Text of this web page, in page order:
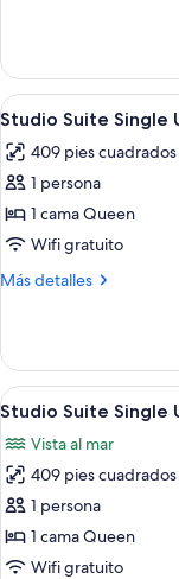
Terraza
(Jacuzzi)
Abrir
todas
las
fotos
de
Studio
Suite
4
Studio Suite Single
409 pies cuadrados
1 persona
1 cama Queen
Wifi gratuito
Más detalles
Más
Suite
Single
Use
Abrir
todas
las
fotos
de
Studio
Suite
6
Studio Suite Single
Vista al mar
409 pies cuadrados
1 persona
1 cama Queen
Wifi gratuito